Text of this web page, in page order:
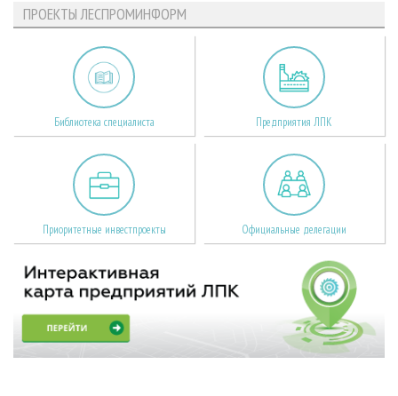
ПРОЕКТЫ ЛЕСПРОМИНФОРМ
Библиотека специалиста Предприятия ЛПК
Приоритетные инвестпроекты Официальные делегации